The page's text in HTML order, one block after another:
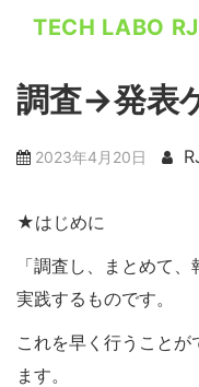
TECH LABO
調査→発表
2023年4月20日
★はじめに
「調査し、まとめて
実践するものです。
これを早く行うこと
ます。